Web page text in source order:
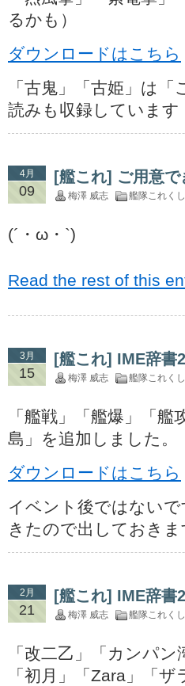
るかも）
ダウンロードはこちら
「古鬼」「古姫」は
読みも収録していま
4月
09
[艦これ] ご用意
梅澤 威志 艦隊これく
(´・ω・`)
Read the rest of this
3月
15
[艦これ] IME辞書
梅澤 威志 艦隊これく
「艦戦」「艦爆」「
島」を追加しました。
ダウンロードはこちら
イベント後ではない
きたので出しておきま
2月
21
[艦これ] IME辞書
梅澤 威志 艦隊これく
「改二乙」「カンパ
「初月」「Zara」「